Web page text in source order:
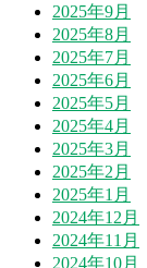
2025年9月
2025年8月
2025年7月
2025年6月
2025年5月
2025年4月
2025年3月
2025年2月
2025年1月
2024年12月
2024年11月
2024年10月